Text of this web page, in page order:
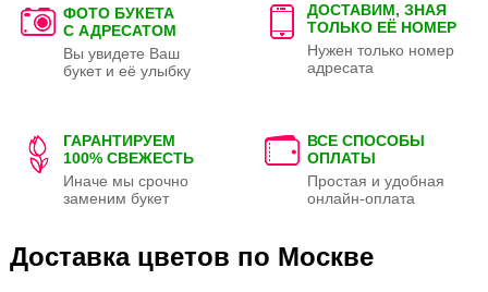
ФОТО БУКЕТА
С АДРЕСАТОМ
Вы увидете Ваш
букет и её улыбку
ДОСТАВИМ, ЗНАЯ
ТОЛЬКО ЕЁ НОМЕР
Нужен только номер
адресата
ГАРАНТИРУЕМ
100% СВЕЖЕСТЬ
Иначе мы срочно
заменим букет
ВСЕ СПОСОБЫ
ОПЛАТЫ
Простая и удобная
онлайн-оплата
Доставка цветов по Москве